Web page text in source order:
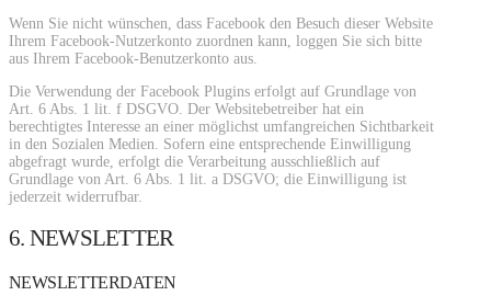
Wenn Sie nicht wünschen, dass Facebook den Besuch dieser Website
Ihrem Facebook-Nutzerkonto zuordnen kann, loggen Sie sich bitte
aus Ihrem Facebook-Benutzerkonto aus.
Die Verwendung der Facebook Plugins erfolgt auf Grundlage von
Art. 6 Abs. 1 lit. f DSGVO. Der Websitebetreiber hat ein
berechtigtes Interesse an einer möglichst umfangreichen Sichtbarkeit
in den Sozialen Medien. Sofern eine entsprechende Einwilligung
abgefragt wurde, erfolgt die Verarbeitung ausschließlich auf
Grundlage von Art. 6 Abs. 1 lit. a DSGVO; die Einwilligung ist
jederzeit widerrufbar.
6. NEWSLETTER
NEWSLETTERDATEN